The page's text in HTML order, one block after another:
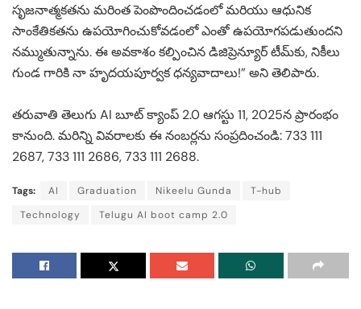
సృజనాత్మకతను మరింత పెంపొందించడంలో మరియు ఆధునిక
సాంకేతికతను ఉపయోగించుకోవడంలో ఎంతో ఉపయోగపడుతుందని
నమ్ముతున్నాను. ఈ అవకాశం కల్పించిన డిజిప్రెన్యూర్ టీమ్‌కు, నికీలు
గుండ గారికి నా హృదయపూర్వక ధన్యవాదాలు!” అని తెలిపారు.
తరువాతి తెలుగు AI బూట్ క్యాంప్ 2.0 ఆగస్టు 11, 2025న ప్రారంభం
కానుంది. మరిన్ని వివరాలకు ఈ నంబర్లను సంప్రదించండి: 733 111
2687, 733 111 2686, 733 111 2688.
Tags: AI Graduation Nikeelu Gunda
T-hub
Technology
Telugu AI boot camp 2.0